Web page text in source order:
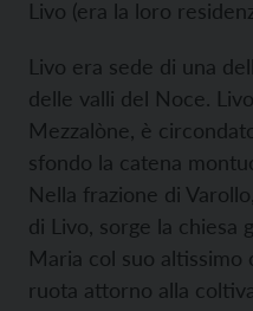
Livo (era la loro
Livo era sede di una
delle valli del Noce.
Mezzalòne, è
sfondo la catena
Nella frazione di
di Livo, sorge la chiesa
Maria col suo altissimo
ruota attorno alla